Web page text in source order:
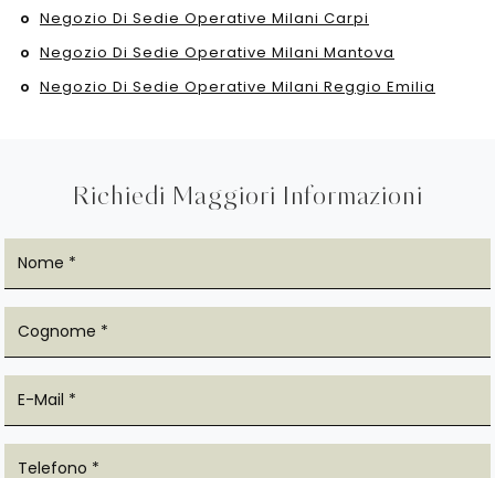
Negozio Di Sedie Operative Milani Carpi
Negozio Di Sedie Operative Milani Mantova
Negozio Di Sedie Operative Milani Reggio Emilia
Richiedi Maggiori Informazioni